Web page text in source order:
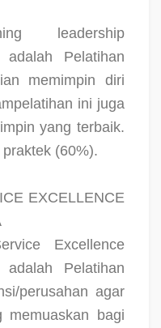
leadership
adalah Pelatihan
memimpin diri
ini juga
yang terbaik.
(60%).
EXCELLENCE
Excellence
adalah Pelatihan
perusahan agar
memuaskan bagi